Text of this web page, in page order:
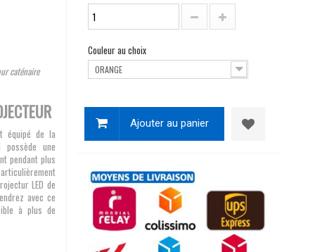
caténaire
de la
une
pendant plus
LED de
avec ce
à plus de
Couleur au choix
ORANGE
Ajouter au panier